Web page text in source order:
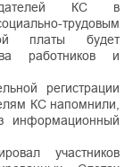
КС в
трудовым
платы будет
работников и
регистрации
КС напомнили,
информационный
участников